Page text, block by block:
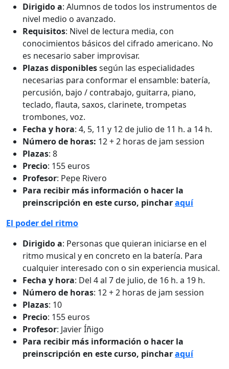
Dirigido a: Alumnos de todos los instrumentos de
nivel medio o avanzado.
Requisitos: Nivel de lectura media, con
conocimientos básicos del cifrado americano. No
es necesario saber improvisar.
Plazas disponiblessegún las especialidades
necesarias para conformar el ensamble: batería,
percusión, bajo / contrabajo, guitarra, piano,
teclado, flauta, saxos, clarinete, trompetas
trombones, voz.
Fecha y hora: 4, 5, 11 y 12 de julio de 11 h. a 14 h.
Número de horas: 12 + 2 horas de jam session
Plazas: 8
Precio: 155 euros
Profesor: Pepe Rivero
Para recibir más información o hacer la
preinscripción en este curso, pincharaquí
El poder del ritmo
Dirigido a: Personas que quieran iniciarse en el
ritmo musical y en concreto en la batería. Para
cualquier interesado con o sin experiencia musical.
Fecha y hora: Del 4 al 7 de julio, de 16 h. a 19 h.
Número de horas: 12 + 2 horas de jam session
Plazas: 10
Precio: 155 euros
Profesor: Javier Íñigo
Para recibir más información o hacer la
preinscripción en este curso, pincharaquí